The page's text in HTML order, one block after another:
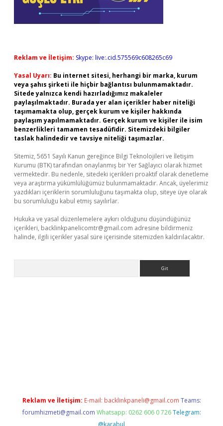
Reklam ve İletişim: Skype: live:.cid.575569c608265c69
Yasal Uyarı: Bu internet sitesi, herhangi bir marka, kurum
veya şahıs şirketi ile hiçbir bağlantısı bulunmamaktadır.
Sitede yalnızca kendi hazırladığımız makaleler
paylaşılmaktadır. Burada yer alan içerikler haber niteliği
taşımamakta olup, gerçek kurum ve kişiler hakkında
paylaşım yapılmamaktadır. Gerçek kurum ve kişiler ile isim
benzerlikleri tamamen tesadüfidir. Sitemizdeki bilgiler
taslak halindedir ve tavsiye niteliği taşımazlar.
Sitemiz, 5651 Sayılı Kanun gereğince Bilgi Teknolojileri ve İletişim
Kurumu (BTK) tarafından onaylanmış bir Yer Sağlayıcı olarak hizmet
vermektedir. Bu nedenle, sitedeki içerikleri proaktif olarak denetleme
veya araştırma yükümlülüğümüz bulunmamaktadır. Ancak, üyelerimiz
yazdıkları içeriklerin sorumluluğunu taşımakta olup, siteye üye olarak
bu sorumluluğu kabul etmiş sayılırlar.
Hukuka ve yasal düzenlemelere aykırı olduğunu düşündüğünüz
içerikleri, backlinkpanelicomtr@gmail.com adresine bildirmeniz
halinde, ilgili içerikler yasal süre içerisinde sitemizden kaldırılacaktır.
Reklam ve İletişim: E-mail: backlinkpaneli@gmail.com Teams:
forumhizmeti@gmail.com Whatsapp: 0262 606 0 726 Telegram:
@karabul